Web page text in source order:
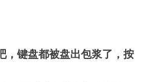
，键盘都被盘出包浆了，按